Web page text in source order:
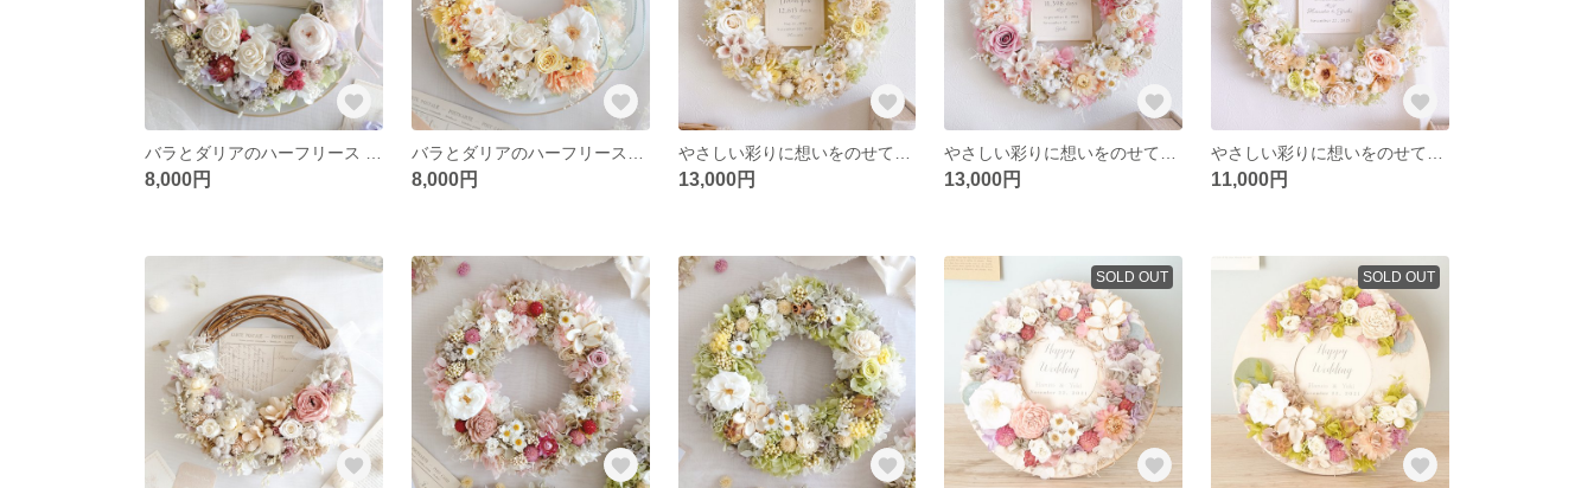
8,000円 8,000円 13,000円 13,000円 11,000円
SOLD OUT SOLD OUT